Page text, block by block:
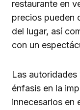
restaurante en
precios pueden
del lugar, así
con un
Las
énfasis en la
innecesarios en